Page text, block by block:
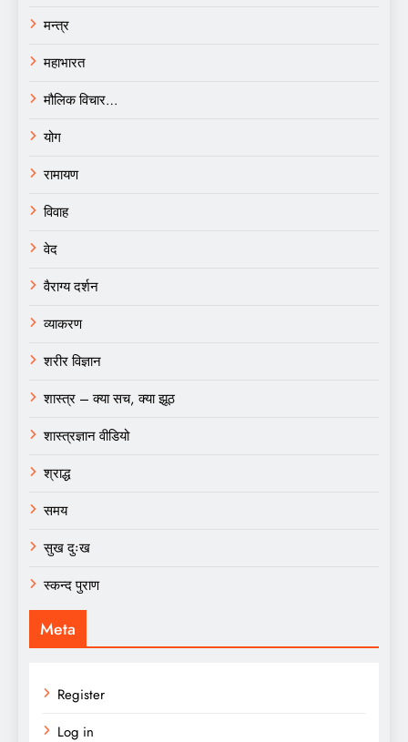
मन्त्र
महाभारत
मौलिक विचार…
योग
रामायण
विवाह
वेद
वैराग्य दर्शन
व्याकरण
शरीर विज्ञान
शास्त्र – क्या सच, क्या झूठ
शास्त्रज्ञान वीडियो
श्राद्ध
समय
सुख दुःख
स्कन्द पुराण
Meta
Register
Log in